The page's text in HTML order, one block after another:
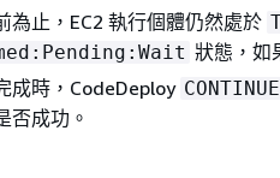
為止，EC2 執行個體仍然處於
狀態，如
成時，CodeDeploy CONTINUE
否成功。